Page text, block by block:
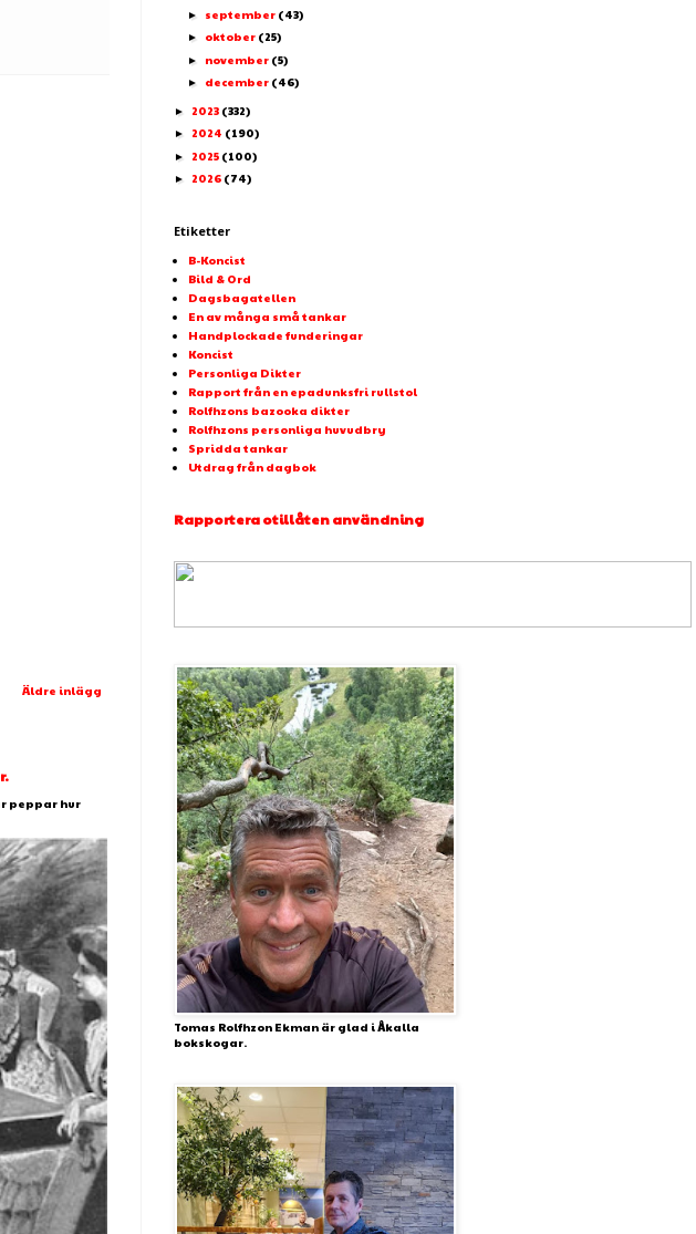
Äldre inlägg
peppar hur
► september (43)
► oktober (25)
► november (5)
► december (46)
► 2023 (332)
► 2024 (190)
► 2025 (100)
► 2026 (74)
Etiketter
B-Koncist
Bild & Ord
Dagsbagatellen
En av många små tankar
Handplockade funderingar
Koncist
Personliga Dikter
Rapport från en epadunksfri rullstol
Rolfhzons bazooka dikter
Rolfhzons personliga huvudbry
Spridda tankar
Utdrag från dagbok
Rapportera otillåten användning
Tomas Rolfhzon Ekman är glad i Åkalla
bokskogar.